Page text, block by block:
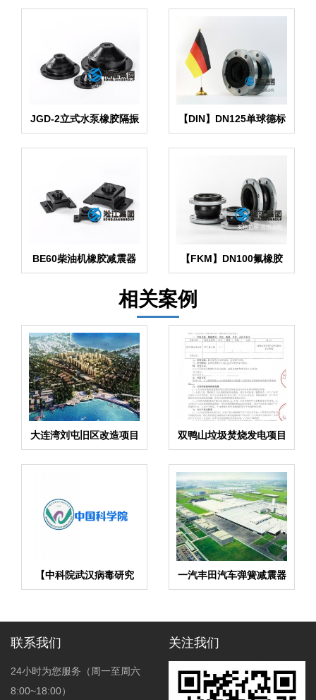
JGD-2立式水泵橡胶隔振
器
【DIN】DN125单球德标
橡胶接头
BE60柴油机橡胶减震器
产品
【FKM】DN100氟橡胶
挠性接管
相关案例
大连湾刘屯旧区改造项目
矩阵式弹簧减震器合同
双鸭山垃圾焚烧发电项目
弹簧减振器合同
【中科院武汉病毒研究
所】EPDM橡胶避震喉合
一汽丰田汽车弹簧减震器
合同项目
联系我们
24小时为您服务（周一至周六
8:00~18:00）
关注我们